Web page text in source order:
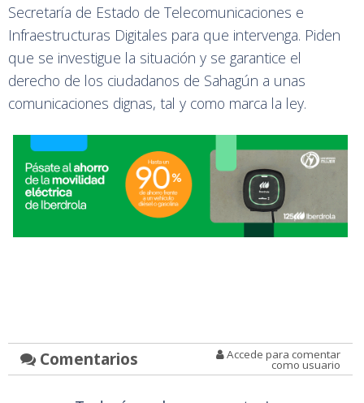
Secretaría de Estado de Telecomunicaciones e
Infraestructuras Digitales para que intervenga. Piden
que se investigue la situación y se garantice el
derecho de los ciudadanos de Sahagún a unas
comunicaciones dignas, tal y como marca la ley.
Comentarios Accede para comentar
como usuario